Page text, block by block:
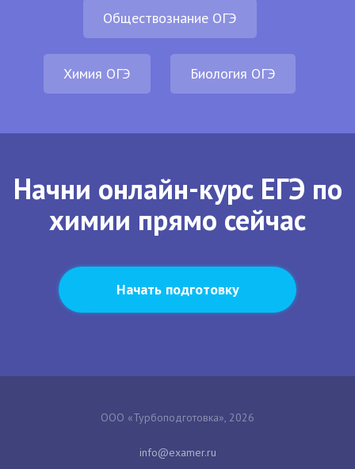
Обществознание ОГЭ
Химия ОГЭ Биология ОГЭ
Начни онлайн-курс ЕГЭ по
химии прямо сейчас
Начать подготовку
ООО «Турбоподготовка», 2026